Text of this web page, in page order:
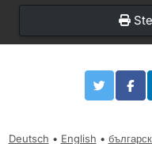
Deutsch • English •